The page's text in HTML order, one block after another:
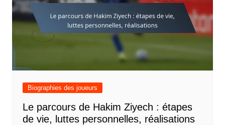
Biographies des joueurs
Le parcours de Hakim Ziyech : étapes
de vie, luttes personnelles, réalisations